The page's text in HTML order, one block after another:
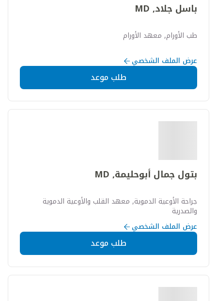
باسل جلاد, MD
طب الأورام, معهد الأورام
عرض الملف الشخصي
طلب موعد
بتول جمال أبوحليمة, MD
جراحة الأوعية الدموية, معهد القلب والأوعية الدموية
والصدرية
عرض الملف الشخصي
طلب موعد